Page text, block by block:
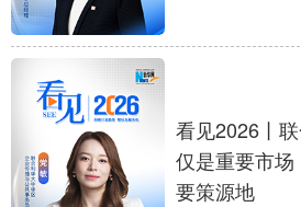
文化
访谈
法律 中央文件
食品 人居 信
看见2026丨
仅是重要市
要策源地